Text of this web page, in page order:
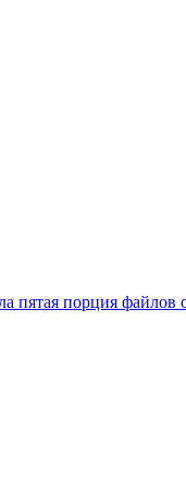
пятая порция